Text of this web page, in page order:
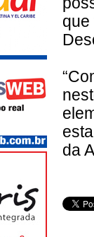
que
da